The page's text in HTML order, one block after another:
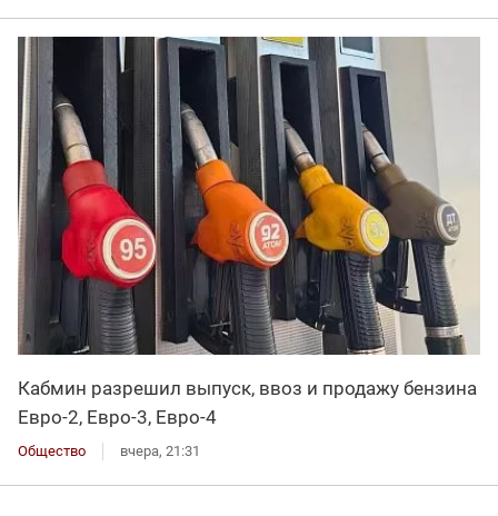
Кабмин разрешил выпуск, ввоз и продажу бензина
Евро-2, Евро-3, Евро-4
Общество вчера, 21:31